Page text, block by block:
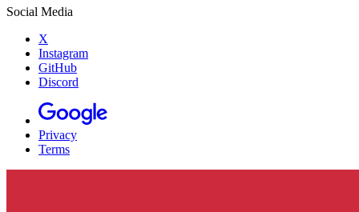
Social Media
X
Instagram
GitHub
Discord
Privacy
Terms